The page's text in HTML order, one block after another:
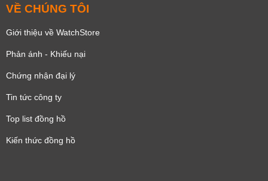
VỀ CHÚNG TÔI
Giới thiệu về WatchStore
Phản ánh - Khiếu nại
Chứng nhận đại lý
Tin tức công ty
Top list đồng hồ
Kiến thức đồng hồ